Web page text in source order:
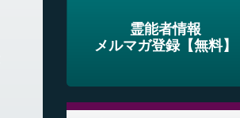
霊能者情報
メルマガ登録【無料】